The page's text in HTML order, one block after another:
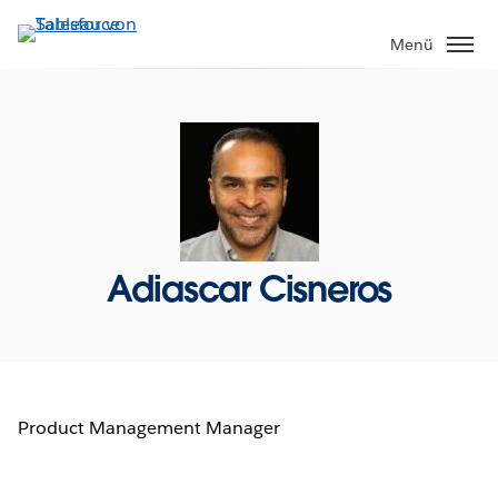
Direkt
zum
Menü
Adiascar Cisneros
Product Management Manager